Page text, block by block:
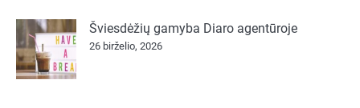
Šviesdėžių gamyba Diaro agentūroje
26 birželio, 2026